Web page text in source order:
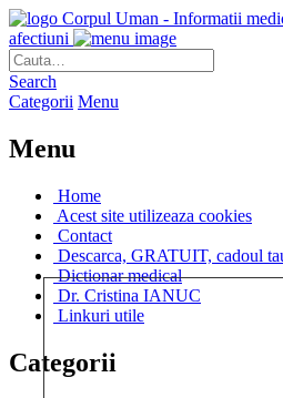
Corpul Uman - Informatii
afectiuni
Search
Categorii Menu
Menu
Home
Acest site utilizeaza cookies
Contact
Descarca, GRATUIT, cadoul
Dictionar medical
Dr. Cristina IANUC
Linkuri utile
Categorii